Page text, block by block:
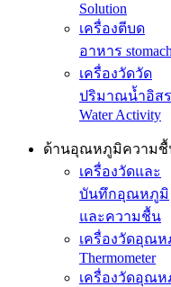
Solution
เครื่องตีบด
อาหาร
เครื่องวัดวัด
ปริมาณน้ำอิส
Water Activity
ด้านอุณหภูมิความ
เครื่องวัดและ
บันทึกอุณหภูมิ
และความชื้น
เครื่องวัดอุณ
Thermometer
เครื่องวัดอุณ